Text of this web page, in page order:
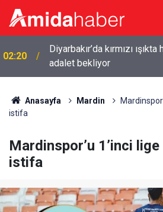
02:20
Diyarbakır’da kırmızı
adalet bekliyor
Anasayfa Mardin
istifa
Mardinspor’u 1’inci lige
istifa